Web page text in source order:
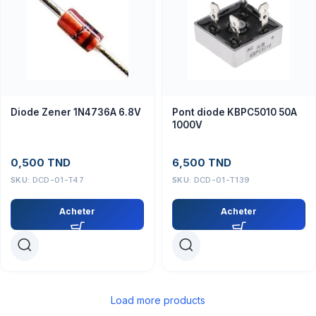
Diode Zener 1N4736A 6.8V
0,500 TND
SKU: DCD-01-T47
Acheter
Pont diode KBPC5010 50A
1000V
6,500 TND
SKU: DCD-01-T139
Acheter
Load more products